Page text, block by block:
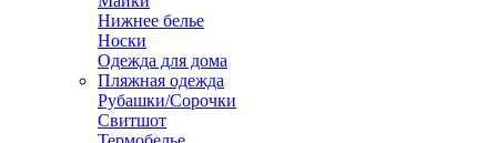
Нижнее белье
Носки
Одежда для дома
Пляжная одежда
Рубашки/Сорочки
Свитшот